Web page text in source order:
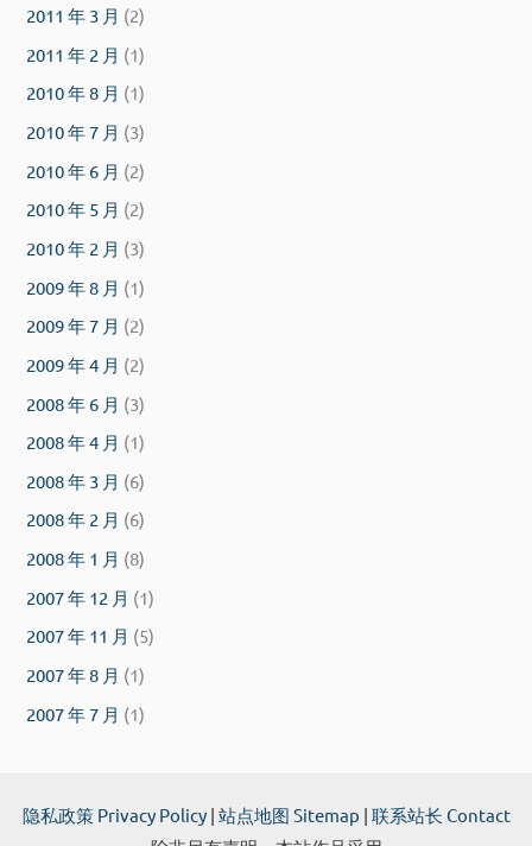
2011 年 3 月 (2)
2011 年 2 月 (1)
2010 年 8 月 (1)
2010 年 7 月 (3)
2010 年 6 月 (2)
2010 年 5 月 (2)
2010 年 2 月 (3)
2009 年 8 月 (1)
2009 年 7 月 (2)
2009 年 4 月 (2)
2008 年 6 月 (3)
2008 年 4 月 (1)
2008 年 3 月 (6)
2008 年 2 月 (6)
2008 年 1 月 (8)
2007 年 12 月 (1)
2007 年 11 月 (5)
2007 年 8 月 (1)
2007 年 7 月 (1)
隐私政策 Privacy Policy| 站点地图 Sitemap | 联系站长 Contact